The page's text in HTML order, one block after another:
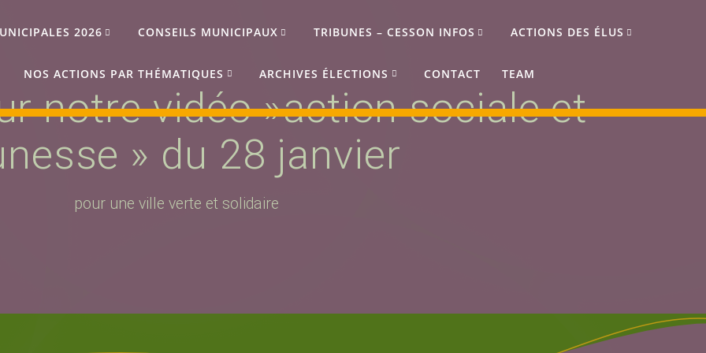
2026 CONSEILS MUNICIPAUX TRIBUNES – CESSON INFOS ACTIONS DES ÉLUS
NOS ACTIONS PAR THÉMATIQUES ARCHIVES ÉLECTIONS CONTACT TEAM
notre vidéo »action sociale et
» du 28 janvier
pour une ville verte et solidaire